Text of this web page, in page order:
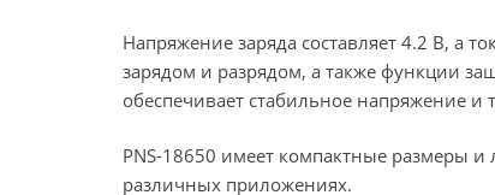
Напряжение заряда составляет 4.2 В, а
зарядом и разрядом, а также функции
обеспечивает стабильное напряжение и
PNS-18650 имеет компактные размеры и
различных приложениях.